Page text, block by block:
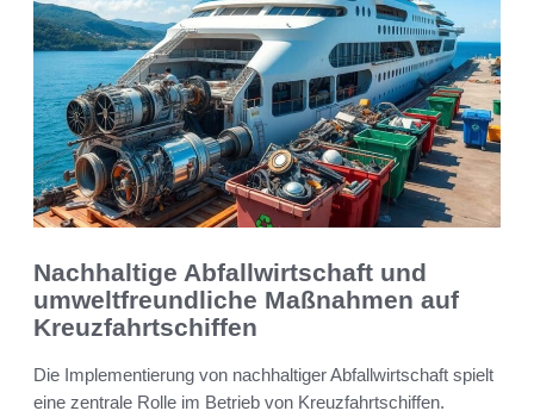
Nachhaltige Abfallwirtschaft und
umweltfreundliche Maßnahmen auf
Kreuzfahrtschiffen
Die Implementierung von nachhaltiger Abfallwirtschaft spielt
eine zentrale Rolle im Betrieb von Kreuzfahrtschiffen.